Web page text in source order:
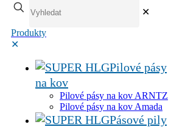
✕
Produkty
✕
Pilové pásy
na kov
Pilové pásy na kov ARNTZ
Pilové pásy na kov Amada
Pásové pily